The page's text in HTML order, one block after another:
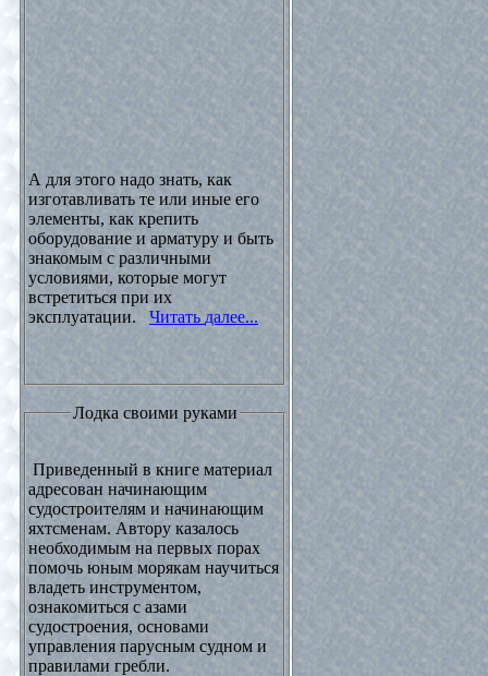
А для этого надо знать, как
изготавливать те или иные его
элементы, как крепить
оборудование и арматуру и быть
знакомым с различными
условиями, которые могут
встретиться при их
эксплуатации.
Читать далее...
Лодка своими руками
Приведенный в книге материал
адресован начинающим
судостроителям и начинающим
яхтсменам. Автору казалось
необходимым на первых порах
помочь юным морякам научиться
владеть инструментом,
ознакомиться с азами
судостроения, основами
управления парусным судном и
правилами гребли.